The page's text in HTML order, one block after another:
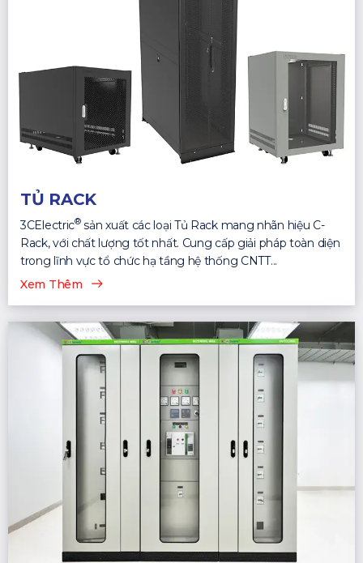
TỦ RACK
3CElectric®sản xuất các loại Tủ Rack mang nhãn hiệu C-
Rack, với chất lượng tốt nhất. Cung cấp giải pháp toàn diện
trong lĩnh vực tổ chức hạ tầng hệ thống CNTT...
Xem Thêm